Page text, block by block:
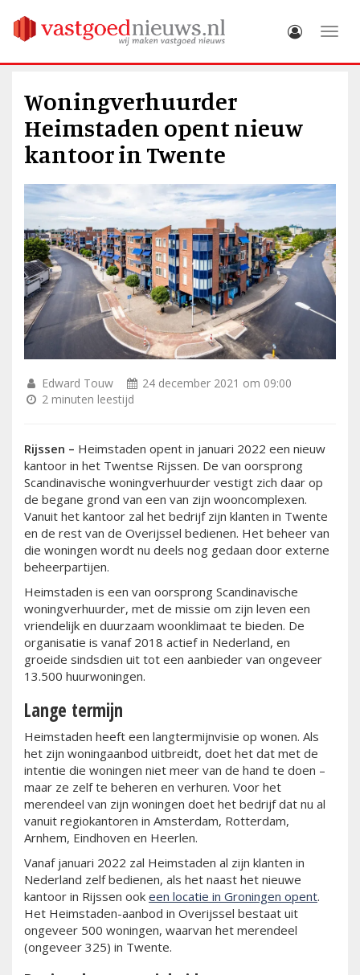
Woningverhuurder
Heimstaden opent nieuw
kantoor in Twente
Edward Touw
24 december 2021 om 09:00
2 minuten leestijd
Rijssen – Heimstaden opent in januari 2022 een nieuw
kantoor in het Twentse Rijssen. De van oorsprong
Scandinavische woningverhuurder vestigt zich daar op
de begane grond van een van zijn wooncomplexen.
Vanuit het kantoor zal het bedrijf zijn klanten in Twente
en de rest van de Overijssel bedienen. Het beheer van
die woningen wordt nu deels nog gedaan door externe
beheerpartijen.
Heimstaden is een van oorsprong Scandinavische
woningverhuurder, met de missie om zijn leven een
vriendelijk en duurzaam woonklimaat te bieden. De
organisatie is vanaf 2018 actief in Nederland, en
groeide sindsdien uit tot een aanbieder van ongeveer
13.500 huurwoningen.
Lange termijn
Heimstaden heeft een langtermijnvisie op wonen. Als
het zijn woningaanbod uitbreidt, doet het dat met de
intentie die woningen niet meer van de hand te doen –
maar ze zelf te beheren en verhuren. Voor het
merendeel van zijn woningen doet het bedrijf dat nu al
vanuit regiokantoren in Amsterdam, Rotterdam,
Arnhem, Eindhoven en Heerlen.
Vanaf januari 2022 zal Heimstaden al zijn klanten in
Nederland zelf bedienen, als het naast het nieuwe
kantoor in Rijssen ook een locatie in Groningen opent.
Het Heimstaden-aanbod in Overijssel bestaat uit
ongeveer 500 woningen, waarvan het merendeel
(ongeveer 325) in Twente.